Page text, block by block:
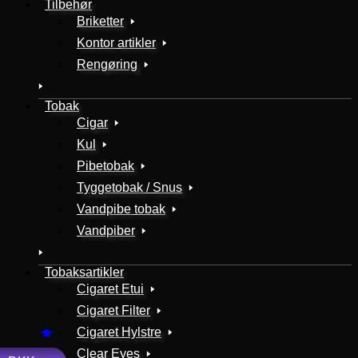
Tilbehør
Briketter
Kontor artikler
Rengøring
Tobak
Cigar
Kul
Pibetobak
Tyggetobak / Snus
Vandpibe tobak
Vandpiber
Tobaksartikler
Cigaret Etui
Cigaret Filter
Cigaret Hylstre
Clear Eyes